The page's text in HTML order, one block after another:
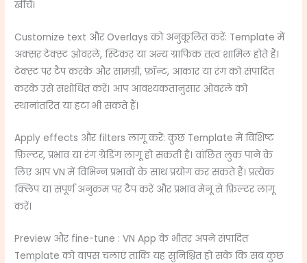
खींचें।
Customize text और Overlays को अनुकूलित करें: Template में
अक्सर टेक्स्ट ओवरले, स्टिकर या अन्य ग्राफिक तत्व शामिल होते हैं।
टेक्स्ट पर टैप करके और सामग्री, फ़ॉन्ट, आकार या रंग को संपादित
करके उसे संशोधित करें। आप आवश्यकतानुसार ओवरले को
स्थानांतरित या हटा भी सकते हैं।
Apply effects और filters लागू करें: कुछ Template में विशिष्ट
फ़िल्टर, प्रभाव या रंग ग्रेडिंग लागू हो सकती है। वांछित लुक पाने के
लिए आप VN में विभिन्न प्रभावों के साथ प्रयोग कर सकते हैं। प्रत्येक
क्लिप या संपूर्ण अनुक्रम पर टैप करें और प्रभाव मेनू से फ़िल्टर लागू
करें।
Preview और fine-tune : VN App के भीतर अपने संपादित
Template को वापस चलाएं ताकि यह सुनिश्चित हो सके कि सब कुछ